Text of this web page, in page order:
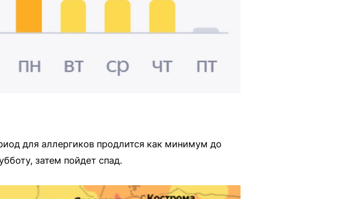
для аллергиков продлится как минимум до
затем пойдет спад.